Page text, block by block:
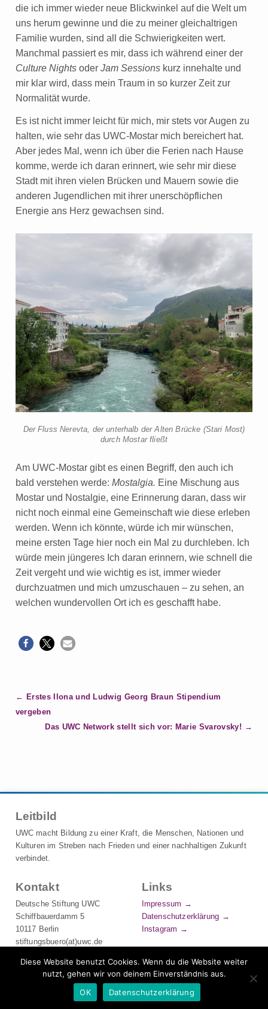
die ich immer wieder neue Blickwinkel auf die Welt um
uns herum gewinne und die zu meiner gleichaltrigen
Familie wurden, sind all die Schwierigkeiten wert.
Manchmal passiert es mir, dass ich während einer der
Culture Nightsoder Jam Sessionskurz innehalte und
mir klar wird, dass mein Traum in so kurzer Zeit zur
Normalität wurde.
Es ist nicht immer leicht für mich, mir stets vor Augen zu
halten, wie sehr das UWC-Mostar mich bereichert hat.
Aber jedes Mal, wenn ich über die Ferien nach Hause
komme, werde ich daran erinnert, wie sehr mir diese
Stadt mit ihren vielen Brücken und Mauern sowie die
anderen Jugendlichen mit ihrer unerschöpflichen
Energie ans Herz gewachsen sind.
Der Fluss Nerevta, der unterhalb der Alten Brücke (Stari Most)
durch Mostar fließt
Am UWC-Mostar gibt es einen Begriff, den auch ich
bald verstehen werde: Mostalgia. Eine Mischung aus
Mostar und Nostalgie, eine Erinnerung daran, dass wir
nicht noch einmal eine Gemeinschaft wie diese erleben
werden. Wenn ich könnte, würde ich mir wünschen,
meine ersten Tage hier noch ein Mal zu durchleben. Ich
würde mein jüngeres Ich daran erinnern, wie schnell die
Zeit vergeht und wie wichtig es ist, immer wieder
durchzuatmen und mich umzuschauen – zu sehen, an
welchen wundervollen Ort ich es geschafft habe.
B
e
a
v
i
a
t
i
Erstes Ilona und Ludwig Georg Braun Stipendium
vergeben
Das UWC Network stellt sich vor: Marie Svarovsky!
Leitbild
UWC macht Bildung zu einer Kraft, die Menschen, Nationen und
Kulturen im Streben nach Frieden und einer nachhaltigen Zukunft
verbindet.
Kontakt
Deutsche Stiftung UWC
Schiffbauerdamm 5
10117 Berlin
stiftungsbuero(at)uwc.de
UWC-Chat
Links
Impressum
Datenschutzerklärung
Instagram
© UWC Deutschland. Alle Rechte vorbehalten. Made by Connor.
Diese Website benutzt Cookies. Wenn du die Website weiter
nutzt, gehen wir von deinem Einverständnis aus.
OK
Datenschutzerklärung